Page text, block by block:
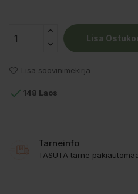
Lisa
Lisa soovinimekirja
 148 Laos
Tarneinfo
TASUTA tarne